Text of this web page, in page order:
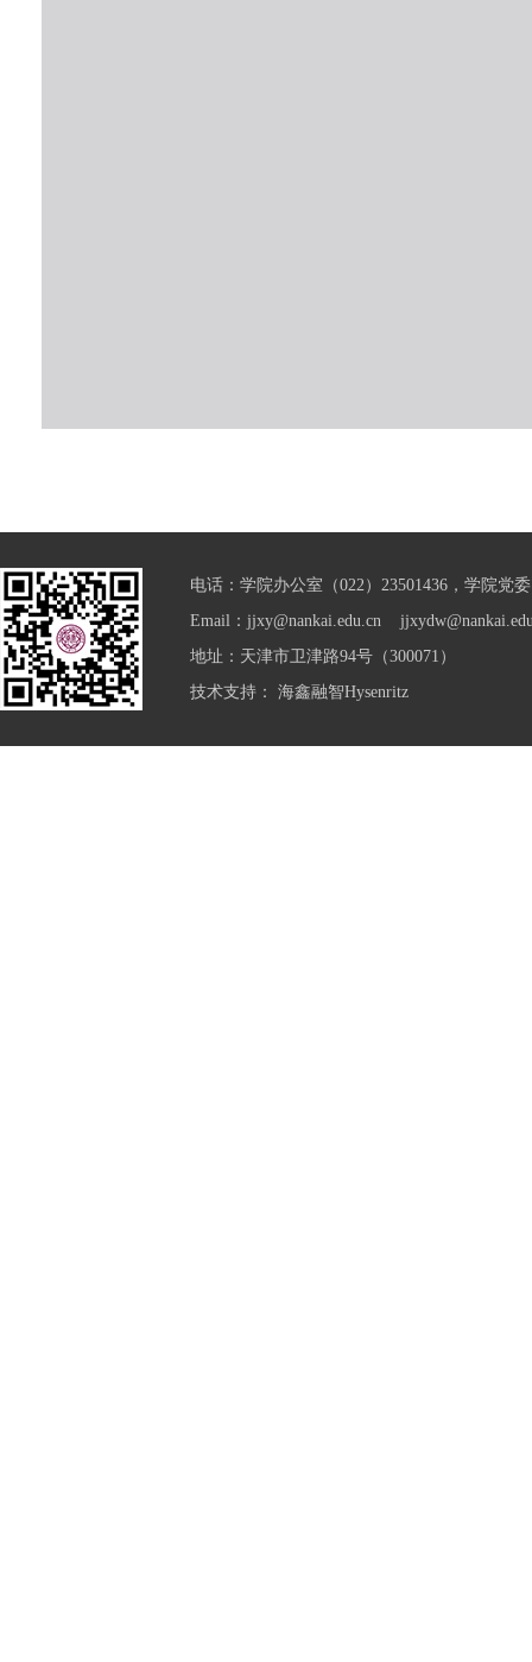
电话：学院办公室（022）23501436，学院党
Email：jjxy@nankai.edu.cn
地址：天津市卫津路94号（300071）
技术支持： 海鑫融智Hysenritz